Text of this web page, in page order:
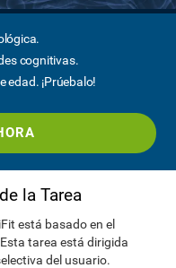
cognitivas.
edad. ¡Prúebalo!
la Tarea
está basado en el
tarea está dirigida
del usuario.